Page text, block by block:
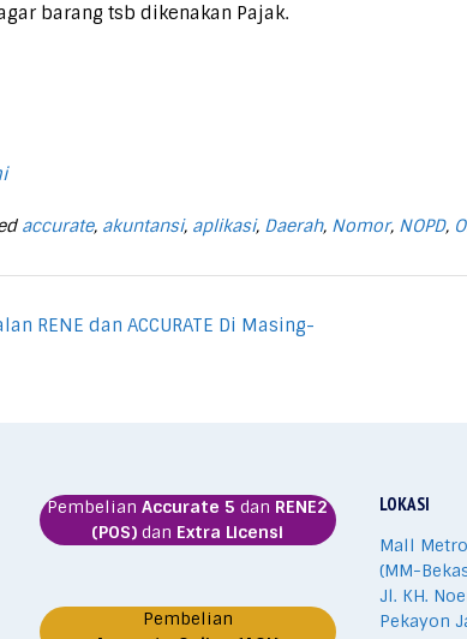
barang tsb dikenakan Pajak.
accurate, akuntansi, aplikasi, Daerah, Nomor, NOPD,
RENE dan ACCURATE Di Masing-
PembelianAccurate 5 dan RENE2
(POS) dan Extra Licensi
Pembelian
LOKASI
Mall
(MM-
Jl. KH.
Pekayon